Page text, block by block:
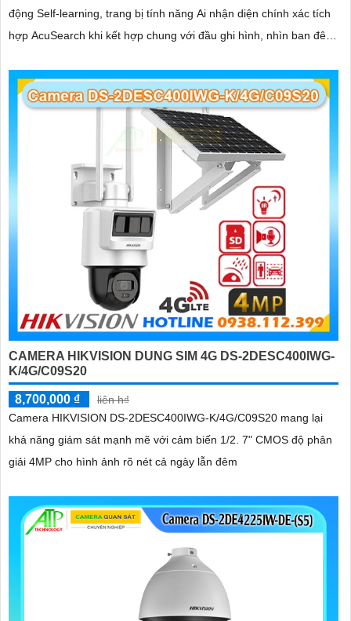
động Self-learning, trang bị tính năng Ai nhận diện chính xác tích
hợp AcuSearch khi kết hợp chung với đầu ghi hình, nhìn ban đêm
CAMERA HIKVISION DUNG SIM 4G DS-2DESC400IWG-
K/4G/C09S20
8,700,000 ₫
liên h₫
Camera HIKVISION DS-2DESC400IWG-K/4G/C09S20 mang lại
khả năng giám sát mạnh mẽ với cảm biến 1/2. 7" CMOS độ phân
giải 4MP cho hình ảnh rõ nét cả ngày lẫn đêm